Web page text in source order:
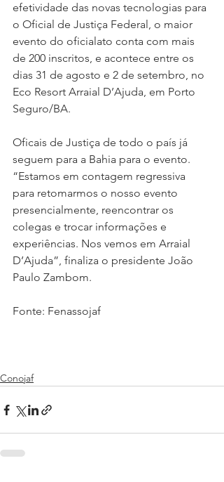
efetividade das novas tecnologias para
o Oficial de Justiça Federal, o maior
evento do oficialato conta com mais
de 200 inscritos, e acontece entre os
dias 31 de agosto e 2 de setembro, no
Eco Resort Arraial D’Ajuda, em Porto
Seguro/BA.
Oficais de Justiça de todo o país já
seguem para a Bahia para o evento.
“Estamos em contagem regressiva
para retomarmos o nosso evento
presencialmente, reencontrar os
colegas e trocar informações e
experiências. Nos vemos em Arraial
D’Ajuda”, finaliza o presidente João
Paulo Zambom.
Fonte: Fenassojaf
Conojaf